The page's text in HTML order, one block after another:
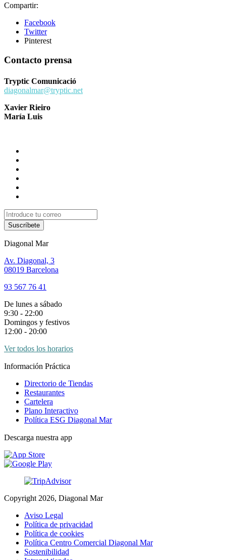
Compartir:
Facebook
Twitter
Pinterest
Contacto prensa
Tryptic Comunicació
diagonalmar@tryptic.net
Xavier Rieiro
María Luis
Suscríbete
Diagonal Mar
Av. Diagonal, 3
08019 Barcelona
93 567 76 41
De lunes a sábado
9:30 - 22:00
Domingos y festivos
12:00 - 20:00
Ver todos los horarios
Información Práctica
Directorio de Tiendas
Restaurantes
Cartelera
Plano Interactivo
Política ESG Diagonal Mar
Descarga nuestra app
Copyright 2026, Diagonal Mar
Aviso Legal
Política de privacidad
Política de cookies
Política Centro Comercial Diagonal Mar
Sostenibilidad